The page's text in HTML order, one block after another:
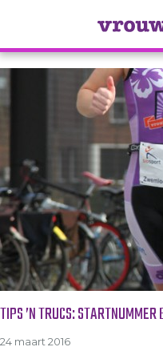
Tag
TIPS ’N TRUCS: STARTNUMMER
24 maart 2016